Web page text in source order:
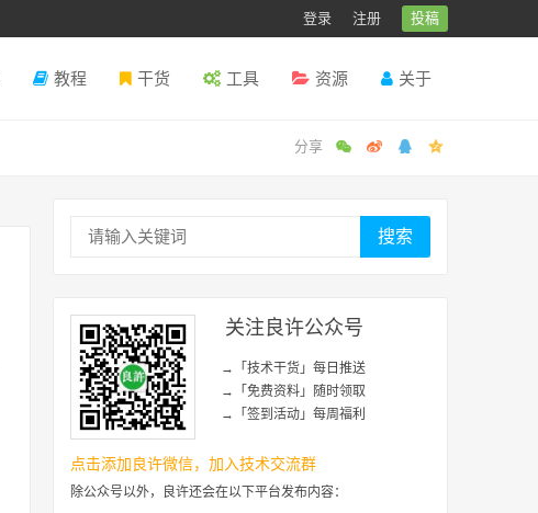
登录 注册 投稿
教程 干货 工具 资源 关于
搜索
关注良许公众号
→「技术干货」每日推送
→「免费资料」随时领取
→「签到活动」每周福利
点击添加良许微信，加入技术交流群
除公众号以外，良许还会在以下平台发布内容：